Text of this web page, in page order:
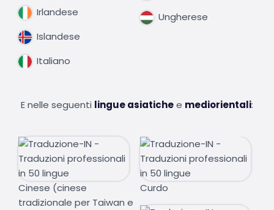
Irlandese
Islandese
Italiano
Ungherese
E nelle seguenti lingue asiatichee mediorientali:
Cinese (cinese
tradizionale per Taiwan e
Curdo